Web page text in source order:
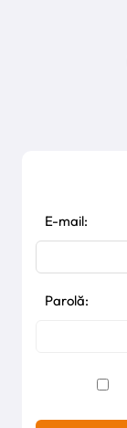
E-mail:
Parolă: